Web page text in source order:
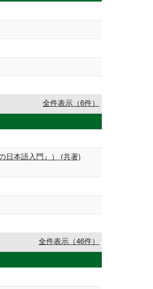
全件表示（6件）
日本語入門』） (共著)
全件表示（46件）